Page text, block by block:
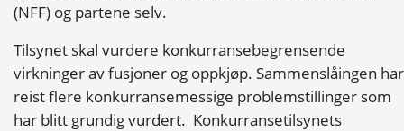
(NFF) og partene selv.
Tilsynet skal vurdere konkurransebegrensende
virkninger av fusjoner og oppkjøp. Sammenslåingen har
reist flere konkurransemessige problemstillinger som
har blitt grundig vurdert. Konkurransetilsynets